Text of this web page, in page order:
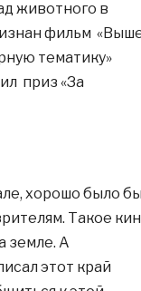
животного в
фильм
тематику»
приз «За
хорошо было
Такое
земле. А
этот край